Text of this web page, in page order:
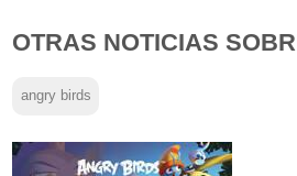
OTRAS NOTICIAS
angry birds